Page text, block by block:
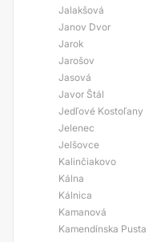
Jalakšová
Janov Dvor
Jarok
Jarošov
Jasová
Javor Štál
Jedľové Kostoľany
Jelenec
Jelšovce
Kalinčiakovo
Kálna
Kálnica
Kamanová
Kamendínska Pusta